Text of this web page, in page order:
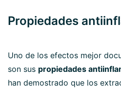
Propiedades
Uno de los efectos mejor
son sus propiedades
han demostrado que los